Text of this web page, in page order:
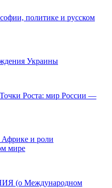
политике и русском
Украины
Роста: мир России —
и роли
мире
(о Международном